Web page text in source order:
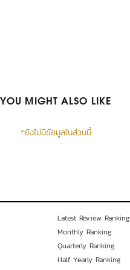
YOU MIGHT ALSO LIKE
*ยังไม่มีข้อมูลในส่วนนี้
Latest Review Ranking
Monthly Ranking
Quarterly Ranking
Half Yearly Ranking